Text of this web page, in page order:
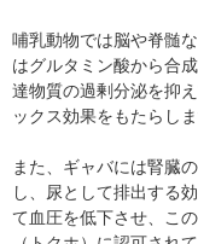
哺乳動物では脳や脊髄
はグルタミン酸から合
達物質の過剰分泌を抑
ックス効果をもたらしま
また、ギャバには腎臓
し、尿として排出する
て血圧を低下させ、こ